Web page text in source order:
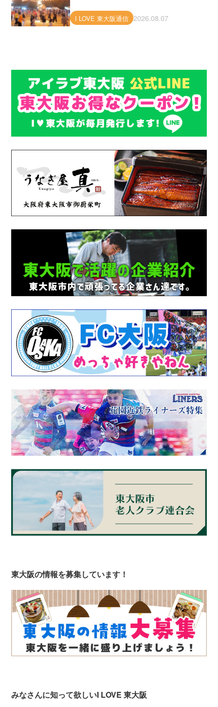
I LOVE 東大阪通信 2026.08.07
東大阪の情報を募集しています！
みなさんに知って欲しいI LOVE 東大阪